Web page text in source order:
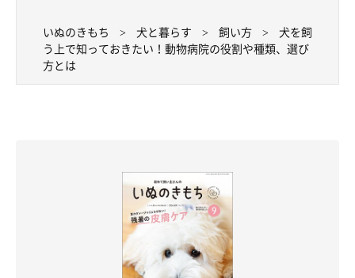
いぬのきもち 犬と暮らす 飼い方
犬を飼
う上で知っておきたい！動物病院の役割や種類、選び
方とは